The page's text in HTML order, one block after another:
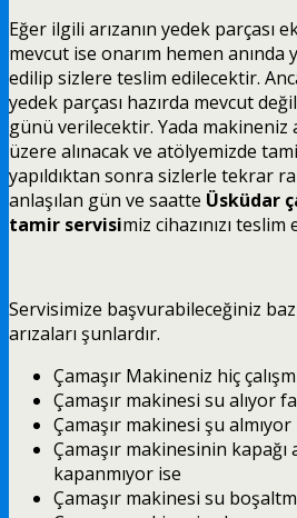
Eğer ilgili arızanın yedek parçası
mevcut ise onarım hemen anında
edilip sizlere teslim edilecektir.
yedek parçası hazırda mevcut
günü verilecektir. Yada
üzere alınacak ve atölyemizde
yapıldıktan sonra sizlerle tekrar
anlaşılan gün ve saatte Üsküdar
tamir servisimiz cihazınızı teslim
Servisimize başvurabileceğiniz
arızaları şunlardır.
Çamaşır Makineniz hiç
Çamaşır makinesi su alıyor
Çamaşır makinesi şu almıyor
Çamaşır makinesinin kapağı
kapanmıyor ise
Çamaşır makinesi su